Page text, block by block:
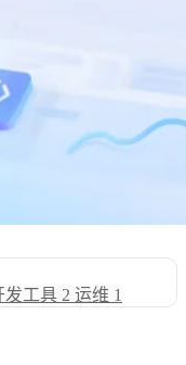
发工具 2 运维 1